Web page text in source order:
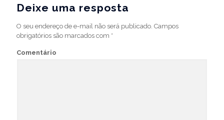
Deixe uma resposta
O seu endereço de e-mail não será publicado. Campos
obrigatórios são marcados com *
Comentário